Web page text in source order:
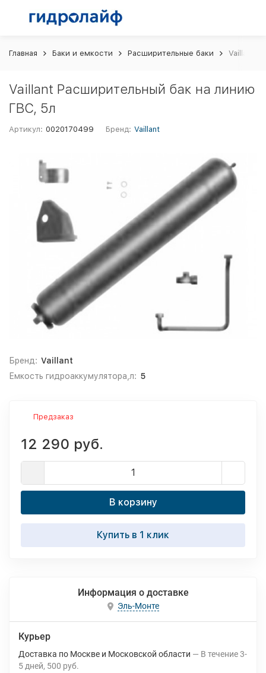
Главная Баки и емкости Расширительные баки Vaillant
Vaillant Расширительный бак на линию
ГВС, 5л
Артикул: 0020170499 Бренд: Vaillant
Бренд: Vaillant
Емкость гидроаккумулятора,л: 5
Предзаказ
12 290 руб.
В корзину
Купить в 1 клик
Информация о доставке
Эль-Монте
Курьер
Доставка по Москве и Московской области В течение3-
5 дней 500 руб.